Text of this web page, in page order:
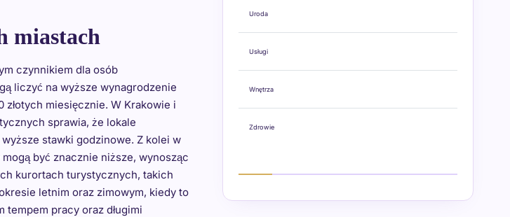
miastach
czynnikiem dla osób
liczyć na wyższe wynagrodzenie
miesięcznie. W Krakowie i
sprawia, że lokale
stawki godzinowe. Z kolei w
być znacznie niższe, wynosząc
kurortach turystycznych, takich
letnim oraz zimowym, kiedy to
pracy oraz długimi
Uroda
Usługi
Wnętrza
Zdrowie